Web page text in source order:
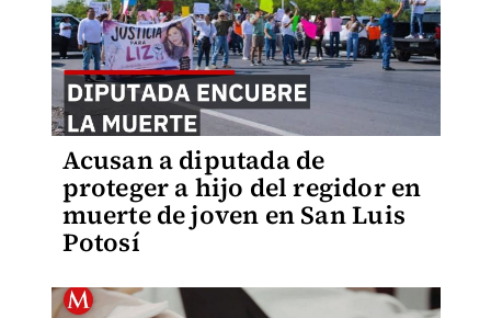
Acusan a diputada de
proteger a hijo del regidor en
muerte de joven en San Luis
Potosí